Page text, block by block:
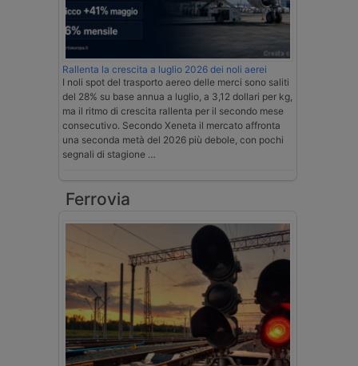
Rallenta la crescita a luglio 2026 dei noli aerei
I noli spot del trasporto aereo delle merci sono saliti
del 28% su base annua a luglio, a 3,12 dollari per kg,
ma il ritmo di crescita rallenta per il secondo mese
consecutivo. Secondo Xeneta il mercato affronta
una seconda metà del 2026 più debole, con pochi
segnali di stagione …
Ferrovia